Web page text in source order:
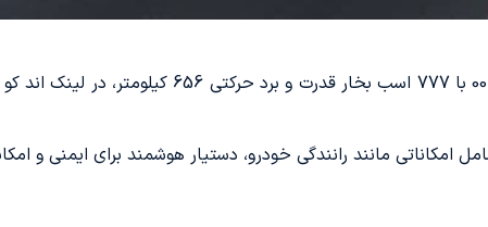
با توجه به مشترک بودن زیرساخت، احتمال دارد که مدل دوموتوره زیکر 001
مانند رانندگی خودرو، دستیار هوشمند برای ایمنی و